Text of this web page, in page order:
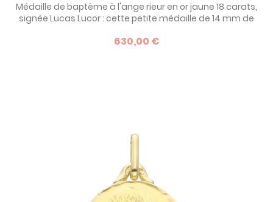
Médaille de baptême à l'ange rieur en or jaune 18 carats,
signée Lucas Lucor : cette petite médaille de 14 mm de
630,00 €